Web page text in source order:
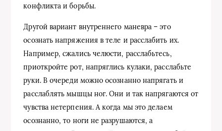
конфликта и борьбы.
Другой вариант внутреннего маневра – это
осознать напряжения в теле и расслабить их.
Например, сжались челюсти, расслабьтесь,
приоткройте рот, напряглись кулаки, расслабьте
руки. В очереди можно осознанно напрягать и
расслаблять мышцы ног. Они и так напрягаются от
чувства нетерпения. А когда мы это делаем
осознанно, то ноги не разрушаются, а